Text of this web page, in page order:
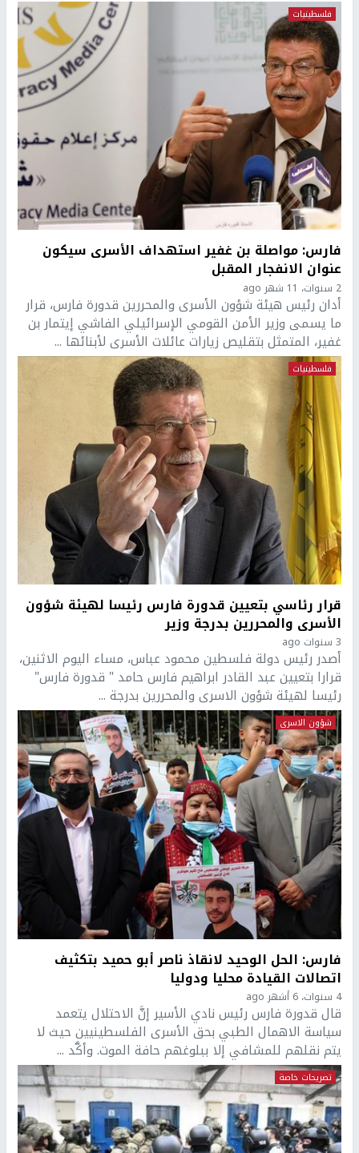
فلسطينيات
فارس: مواصلة بن غفير استهداف الأسرى سيكون
عنوان الانفجار المقبل
2 سنوات، 11 شهر ago
أدان رئيس هيئة شؤون الأسرى والمحررين قدورة فارس، قرار
ما يسمى وزير الأمن القومي الإسرائيلي الفاشي إيتمار بن
غفير، المتمثل بتقليص زيارات عائلات الأسرى لأبنائها ...
فلسطينيات
قرار رئاسي بتعيين قدورة فارس رئيسا لهيئة شؤون
الأسرى والمحررين بدرجة وزير
3 سنوات ago
أصدر رئيس دولة فلسطين محمود عباس، مساء اليوم الاثنين،
قرارا بتعيين عبد القادر ابراهيم فارس حامد " قدورة فارس"
رئيسا لهيئة شؤون الاسرى والمحررين بدرجة ...
شؤون الاسرى
فارس: الحل الوحيد لانقاذ ناصر أبو حميد بتكثيف
اتصالات القيادة محليا ودوليا
4 سنوات، 6 أشهر ago
قال قدورة فارس رئيس نادي الأسير إنَّ الاحتلال يتعمد
سياسة الاهمال الطبي بحق الأسرى الفلسطينيين حيث لا
يتم نقلهم للمشافي إلا ببلوغهم حافة الموت. وأكَّد ...
تصريحات خاصة